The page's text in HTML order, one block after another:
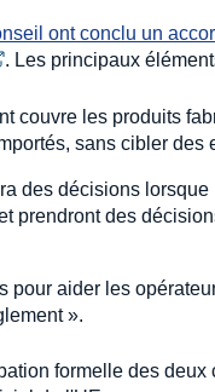
ont conclu un
. Les principaux
couvre les produits
sans cibler
des décisions
prendront des
pour aider les
».
formelle des